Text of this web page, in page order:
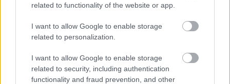
related to functionality of the website or app.
I want to allow Google to enable storage
related to personalization.
I want to allow Google to enable storage
related to security, including authentication
functionality and fraud prevention, and other
2025/26 FANTASY PREMIER
LEAGUE
EREDMÉNYHIRDETÉS